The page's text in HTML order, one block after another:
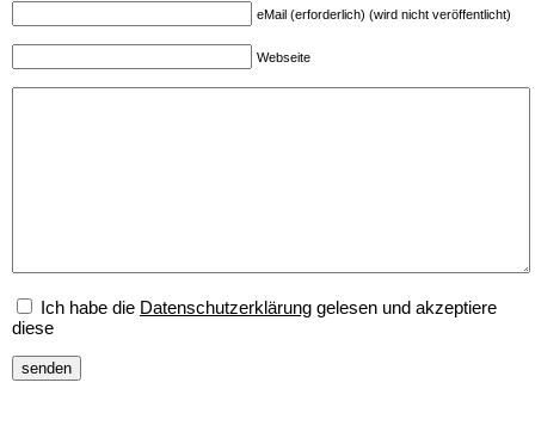
eMail (erforderlich) (wird nicht veröffentlicht)
Webseite
Ich habe die Datenschutzerklärung gelesen und akzeptiere
diese